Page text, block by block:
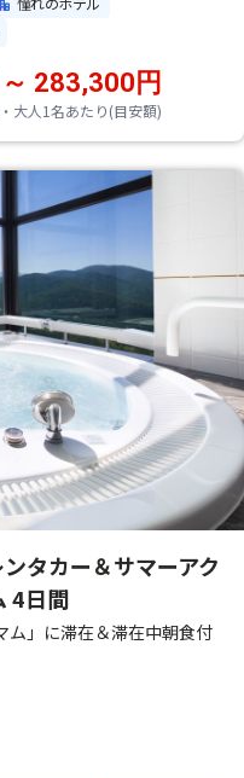
大人1名あたり(目安額)
283,300円
タカー＆サマーアク
4日間
ム」に滞在＆滞在中朝食付